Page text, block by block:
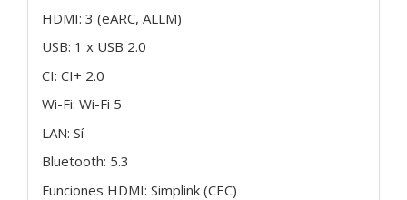
HDMI: 3 (eARC, ALLM)
USB: 1 x USB 2.0
CI: CI+ 2.0
Wi-Fi: Wi-Fi 5
LAN: Sí
Bluetooth: 5.3
Funciones HDMI: Simplink (CEC)